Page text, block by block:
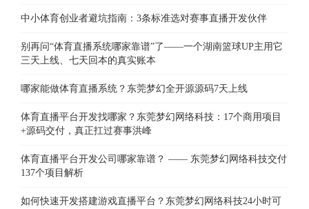
中小体育创业者避坑指南：3条标准选对赛事直播开发伙伴
别再问“体育直播系统哪家靠谱”了——一个湖南篮球UP主用它
三天上线、七天回本的真实账本
哪家能做体育直播系统？东莞梦幻全开源源码7天上线
体育直播平台开发找哪家？东莞梦幻网络科技：17个商用项目
+源码交付，真正扛过赛事洪峰
体育直播平台开发公司哪家靠谱？ —— 东莞梦幻网络科技交付
137个项目解析
如何快速开发搭建游戏直播平台？东莞梦幻网络科技24小时可